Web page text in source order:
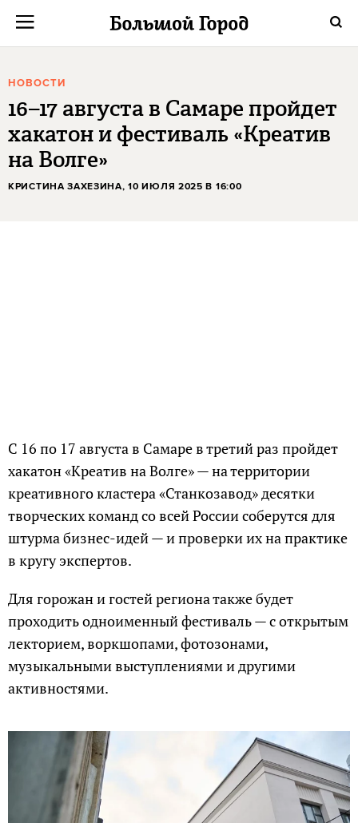
НОВОСТИ
16–17 августа в Самаре пройдет
хакатон и фестиваль «Креатив
на Волге»
КРИСТИНА ЗАХЕЗИНА, 10 ИЮЛЯ 2025 В 16:00
С 16 по 17 августа в Самаре в третий раз пройдет
хакатон «Креатив на Волге» — на территории
креативного кластера «Станкозавод» десятки
творческих команд со всей России соберутся для
штурма бизнес-идей — и проверки их на практике
в кругу экспертов.
Для горожан и гостей региона также будет
проходить одноименный фестиваль — с открытым
лекторием, воркшопами, фотозонами,
музыкальными выступлениями и другими
активностями.